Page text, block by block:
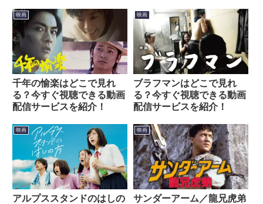
映画
千年の愉楽はどこで見れ
る？今すぐ視聴できる動画
配信サービスを紹介！
映画
ブラフマンはどこで見れ
る？今すぐ視聴できる動画
配信サービスを紹介！
映画
アルプススタンドのはしの
映画
サンダーアーム／龍兄虎弟